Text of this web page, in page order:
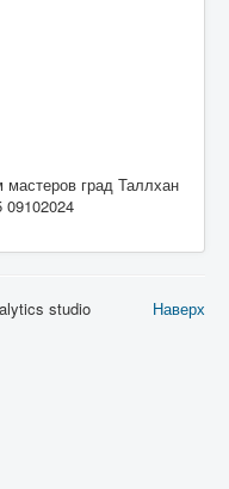
град Таллхан
09102024
Наверх
studio